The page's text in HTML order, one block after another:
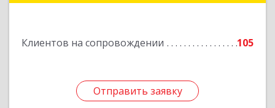
Клиентов на сопровождении 105
Отправить заявку
Отправить заявку